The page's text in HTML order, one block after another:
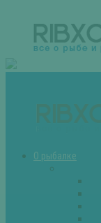
О рыбалке